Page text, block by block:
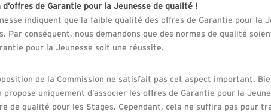
de Garantie pour la Jeunesse de qualité !
indiquent que la faible qualité des offres de Garantie pour la
Par conséquent, nous demandons que des normes de qualité
pour la Jeunesse soit une réussite.
de la Commission ne satisfait pas cet aspect important.
propose uniquement d’associer les offres de Garantie pour la
de qualité pour les Stages. Cependant, cela ne suffira pas pour